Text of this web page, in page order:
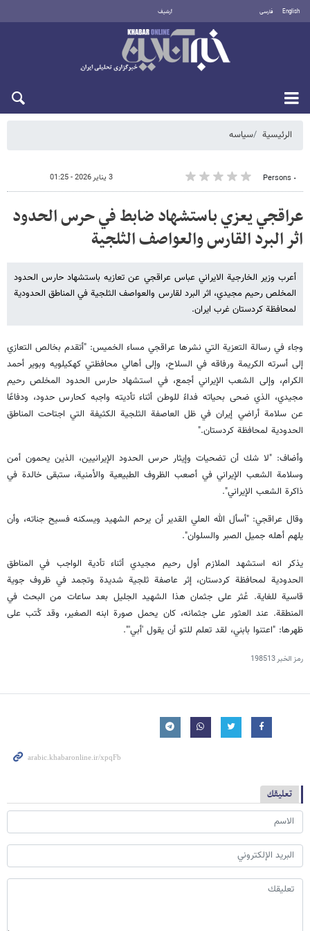
English فارسی أرشيف
الرئيسية سیاسه
٠ Persons 3 يناير 2026 - 01:25
عراقجي يعزي باستشهاد ضابط في حرس الحدود
اثر البرد القارس والعواصف الثلجية
أعرب وزير الخارجية الايراني عباس عراقجي عن تعازيه باستشهاد حارس الحدود
المخلص رحيم مجيدي، اثر البرد لقارس والعواصف الثلجية في المناطق الحدودية
لمحافظة كردستان غرب ايران.
وجاء في رسالة التعزية التي نشرها عراقجي مساء الخميس: "أتقدم بخالص التعازي
إلى أسرته الكريمة ورفاقه في السلاح، وإلى أهالي محافظتي كهكيلويه وبوير أحمد
الكرام، وإلى الشعب الإيراني أجمع، في استشهاد حارس الحدود المخلص رحيم
مجيدي، الذي ضحى بحياته فداءً للوطن أثناء تأديته واجبه كحارس حدود، ودفاعًا
عن سلامة أراضي إيران في ظل العاصفة الثلجية الكثيفة التي اجتاحت المناطق
الحدودية لمحافظة كردستان."
وأضاف: "لا شك أن تضحيات وإيثار حرس الحدود الإيرانيين، الذين يحمون أمن
وسلامة الشعب الإيراني في أصعب الظروف الطبيعية والأمنية، ستبقى خالدة في
ذاكرة الشعب الإيراني".
وقال عراقجي: "أسأل الله العلي القدير أن يرحم الشهيد ويسكنه فسيح جناته، وأن
يلهم أهله جميل الصبر والسلوان".
يذكر انه استشهد الملازم أول رحيم مجيدي أثناء تأدية الواجب في المناطق
الحدودية لمحافظة كردستان، إثر عاصفة ثلجية شديدة وتجمد في ظروف جوية
قاسية للغاية. عُثر على جثمان هذا الشهيد الجليل بعد ساعات من البحث في
المنطقة. عند العثور على جثمانه، كان يحمل صورة ابنه الصغير، وقد كُتب على
ظهرها: "اعتنوا بابني، لقد تعلم للتو أن يقول 'أبي'".
رمز الخبر198513
تعليقك